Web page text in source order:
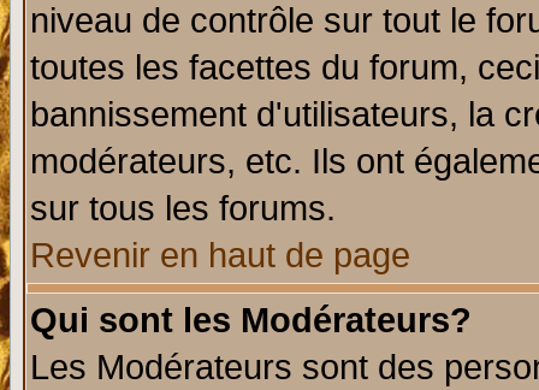
niveau de contrôle sur tout le
toutes les facettes du forum,
bannissement d'utilisateurs, la
modérateurs, etc. Ils ont
sur tous les forums.
Revenir en haut de page
Qui sont les Modérateurs?
Les Modérateurs sont des